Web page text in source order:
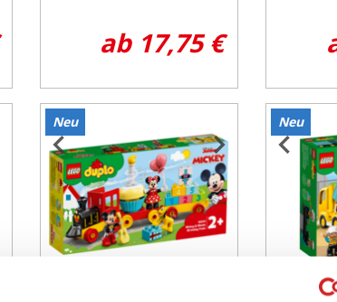
ab 17,75 €
Neu
Item
of
Neu
Item